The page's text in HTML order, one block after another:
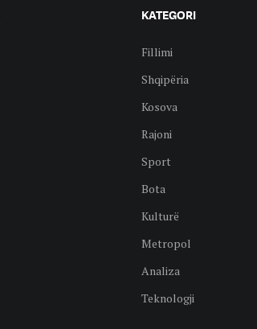
KATEGORI
Fillimi
Shqipëria
Kosova
Rajoni
Sport
Bota
Kulturë
Metropol
Analiza
Teknologji